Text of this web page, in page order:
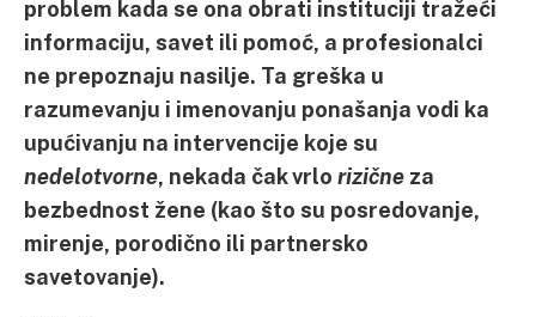
problem kada se ona obrati instituciji tražeći
informaciju, savet ili pomoć, a profesionalci
ne prepoznaju nasilje. Ta greška u
razumevanju i imenovanju ponašanja vodi ka
upućivanju na intervencije koje su
nedelotvorne, nekada čak vrlo rizične za
bezbednost žene (kao što su posredovanje,
mirenje, porodično ili partnersko
savetovanje).